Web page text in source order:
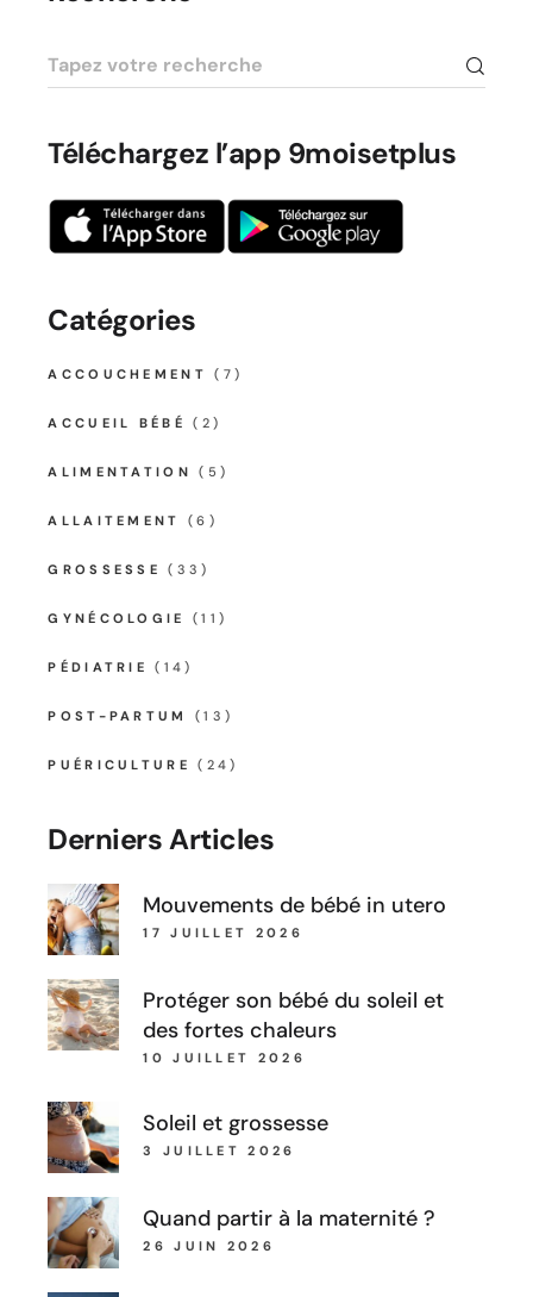
Téléchargez l’app 9moisetplus
Catégories
ACCOUCHEMENT (7)
ACCUEIL BÉBÉ (2)
ALIMENTATION (5)
ALLAITEMENT (6)
GROSSESSE (33)
GYNÉCOLOGIE (11)
PÉDIATRIE (14)
POST-PARTUM (13)
PUÉRICULTURE (24)
Derniers Articles
Mouvements de bébé in utero
17 JUILLET 2026
Protéger son bébé du soleil et
des fortes chaleurs
10 JUILLET 2026
Soleil et grossesse
3 JUILLET 2026
Quand partir à la maternité ?
26 JUIN 2026